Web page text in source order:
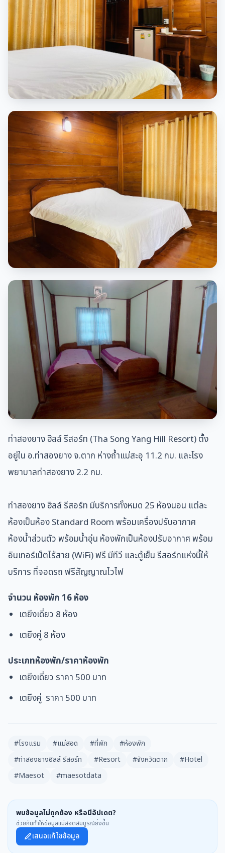
ท่าสองยาง ฮิลล์ รีสอร์ท (Tha Song Yang Hill Resort) ตั้ง
อยู่ใน อ.ท่าสองยาง จ.ตาก ห่างถ้ำแม่สะอุ 11.2 กม. และโรง
พยาบาลท่าสองยาง 2.2 กม.
ท่าสองยาง ฮิลล์ รีสอร์ท มีบริการทั้งหมด 25 ห้องนอน แต่ละ
ห้องเป็นห้อง Standard Room พร้อมเครื่องปรับอากาศ
ห้องน้ำส่วนตัว พร้อมน้ำอุ่น ห้องพักเป็นห้องปรับอากาศ พร้อม
อินเทอร์เน็ตไร้สาย (WiFi) ฟรี มีทีวี และตู้เย็นรีสอร์ทแห่งนี้ให้
บริการ ที่จอดรถ ฟรีสัญญาณไวไฟ
จำนวน ห้องพัก 16ห้อง
เตยีงเดี่ยว 8 ห้อง
เตยีงคู่ 8 ห้อง
ประเภทห้องพัก/ราคาห้องพัก
เตยีงเดี่ยว ราคา 500 บาท
เตยีงคู่ ราคา 500 บาท
#โรงแรม #แม่สอด #ที่พัก
#ห้องพัก
#ท่าสองยางฮิลล์ รีสอร์ท
#Resort #จังหวัดตาก
#Hotel
#Maesot
#maesotdata
พบข้อมูลไม่ถูกต้อง หรือมีอัปเดต?
ช่วยกันทำให้ข้อมูลแม่สอดสมบูรณ์ยิ่งขึ้น
เสนอแก้ไขข้อมูล